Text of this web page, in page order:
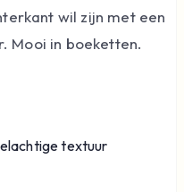
wil zijn met een
Mooi in boeketten.
textuur